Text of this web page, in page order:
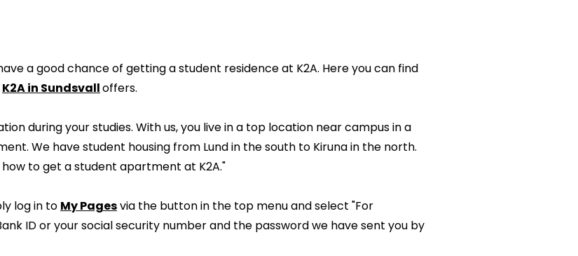
a good chance of getting a student residence at K2A. Here you can find
K2A in Sundsvalloffers.
during your studies. With us, you live in a top location near campus in a
We have student housing from Lund in the south to Kiruna in the north.
to get a student apartment at K2A."
log in to My Pagesvia the button in the top menu and select "For
ID or your social security number and the password we have sent you by